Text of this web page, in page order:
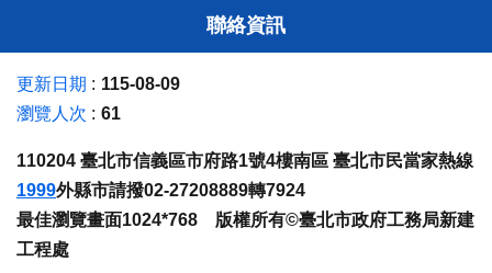
聯絡資訊
更新日期
115-08-09
瀏覽人次
61
110204 臺北市信義區市府路1號4樓南區 臺北市民當家熱線
1999外縣市請撥02-27208889轉7924
最佳瀏覽畫面1024*768 版權所有©臺北市政府工務局新建
工程處